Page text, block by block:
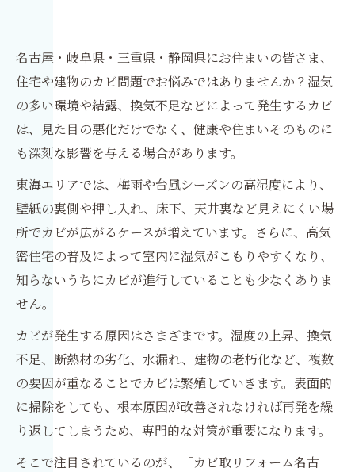
名古屋・岐阜県・三重県・静岡県にお住まいの皆さま、
住宅や建物のカビ問題でお悩みではありませんか？湿気
の多い環境や結露、換気不足などによって発生するカビ
は、見た目の悪化だけでなく、健康や住まいそのものに
も深刻な影響を与える場合があります。
東海エリアでは、梅雨や台風シーズンの高湿度により、
壁紙の裏側や押し入れ、床下、天井裏など見えにくい場
所でカビが広がるケースが増えています。さらに、高気
密住宅の普及によって室内に湿気がこもりやすくなり、
知らないうちにカビが進行していることも少なくありま
せん。
カビが発生する原因はさまざまです。湿度の上昇、換気
不足、断熱材の劣化、水漏れ、建物の老朽化など、複数
の要因が重なることでカビは繁殖していきます。表面的
に掃除をしても、根本原因が改善されなければ再発を繰
り返してしまうため、専門的な対策が重要になります。
そこで注目されているのが、「カビ取リフォーム名古